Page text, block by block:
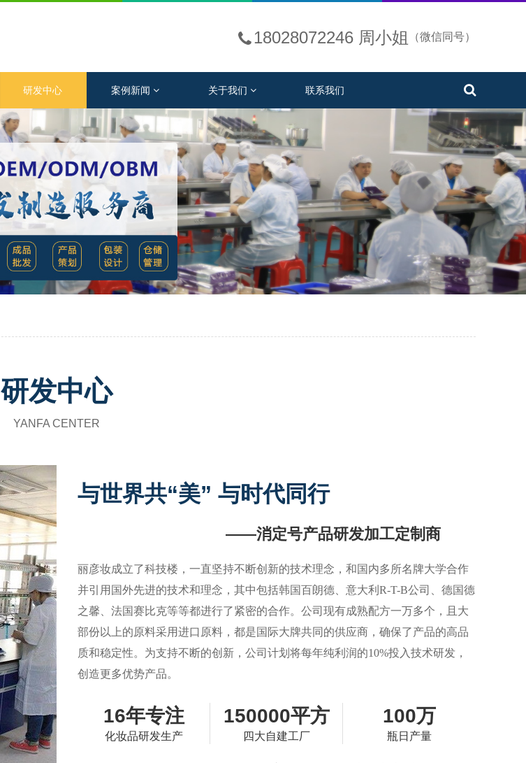
18028072246 周小姐 （微信同号）
研发中心 案例新闻 关于我们 联系我们
研发中心
YANFA CENTER
与世界共“美” 与时代同行
——消定号产品研发加工定制商
丽彦妆成立了科技楼，一直坚持不断创新的技术理念，和国内多所名牌大学合作
并引用国外先进的技术和理念，其中包括韩国百朗德、意大利R-T-B公司、德国德
之馨、法国赛比克等等都进行了紧密的合作。公司现有成熟配方一万多个，且大
部份以上的原料采用进口原料，都是国际大牌共同的供应商，确保了产品的高品
质和稳定性。为支持不断的创新，公司计划将每年纯利润的10%投入技术研发，
创造更多优势产品。
16年专注
化妆品研发生产
150000平方
四大自建工厂
100万
瓶日产量